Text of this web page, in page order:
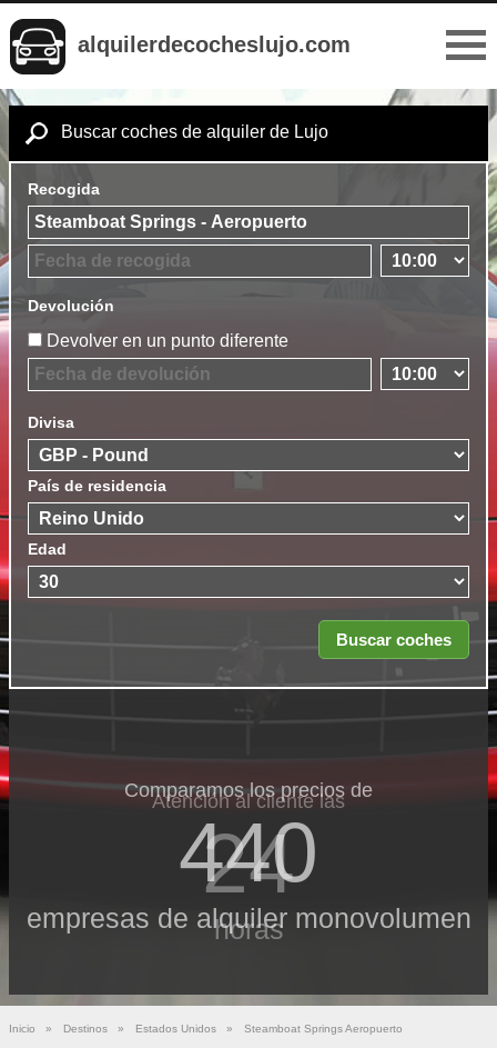
alquilerdecocheslujo.com
Buscar coches de alquiler de Lujo
Recogida
Devolución
Devolver en un punto diferente
Divisa
País de residencia
Edad
Comparamos los precios de
440
empresas de alquiler monovolumen
Atención al cliente las
24
horas
Inicio » Destinos » Estados Unidos » Steamboat Springs Aeropuerto